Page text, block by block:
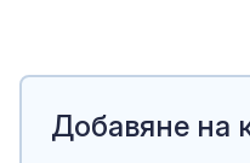
Добавяне на